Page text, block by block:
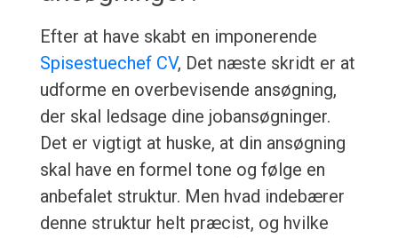
Efter at have skabt en imponerende
Spisestuechef CV, Det næste skridt er at
udforme en overbevisende ansøgning,
der skal ledsage dine jobansøgninger.
Det er vigtigt at huske, at din ansøgning
skal have en formel tone og følge en
anbefalet struktur. Men hvad indebærer
denne struktur helt præcist, og hvilke